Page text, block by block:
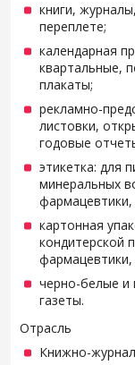
книги,
переплете;
календарная
квартальные,
плакаты;
рекламно-
листовки,
годовые
этикетка: для
минеральных
картонная
кондитерской
черно-белые и
газеты.
Отрасль
Книжно-